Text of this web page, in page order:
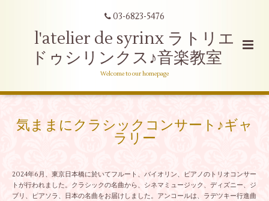
03-6823-5476
l'atelier de syrinx ラトリエ
ドゥシリンクス♪音楽教室
Welcome to our homepage
気ままにクラシックコンサート♪ギャ
ラリー
2024年6月、東京日本橋に於いてフルート、バイオリン、ピアノのトリオコンサー
トが行われました。クラシックの名曲から、シネマミュージック、ディズニー、ジ
ブリ、ピアソラ、日本の名曲をお届けしました。アンコールは、ラデツキー行進曲